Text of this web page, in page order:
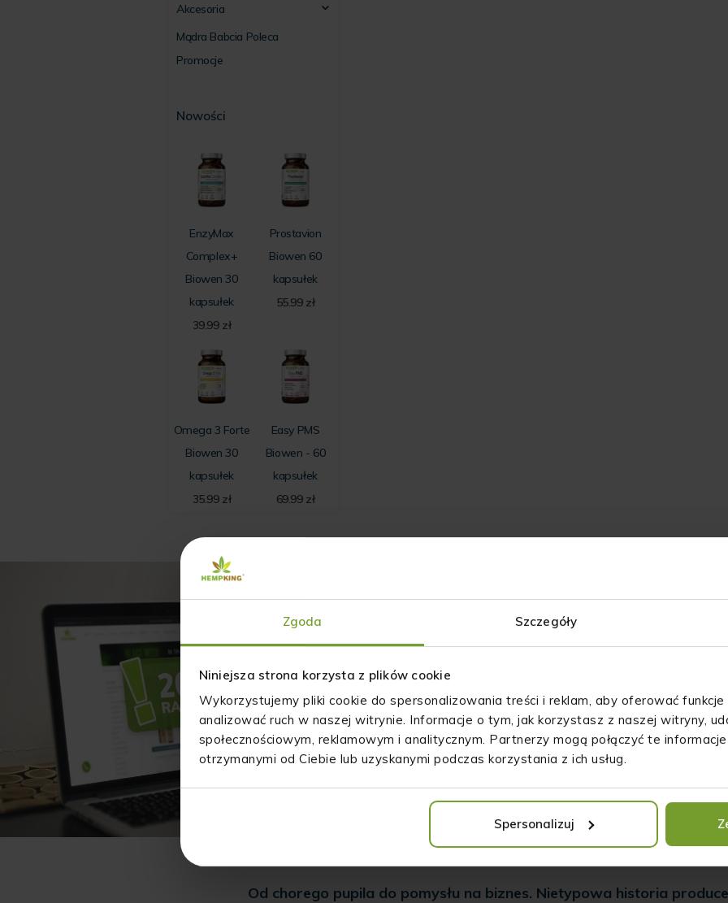
Zgoda Szczegóły
Niniejsza strona korzysta z plików cookie
Wykorzystujemy pliki cookie do spersonalizowania treści i reklam, aby oferować funkcje
analizować ruch w naszej witrynie. Informacje o tym, jak korzystasz z naszej witryny,
społecznościowym, reklamowym i analitycznym. Partnerzy mogą połączyć te
otrzymanymi od Ciebie lub uzyskanymi podczas korzystania z ich usług.
Spersonalizuj
Akcesoria
Mądra Babcia Poleca
Promocje
Nowości
EnzyMax
Complex+
Biowen 30
kapsułek
39.99 zł
Prostavion
Biowen 60
kapsułek
55.99 zł
Omega 3 Forte
Biowen 30
kapsułek
35.99 zł
Easy PMS
Biowen - 60
kapsułek
69.99 zł
Od chorego pupila do pomysłu na biznes. Nietypowa historia